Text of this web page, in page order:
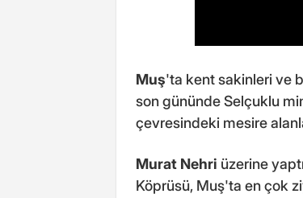
Muş'ta kent sakinleri ve
son gününde Selçuklu
çevresindeki mesire
Murat Nehri üzerine
Köprüsü, Muş'ta en çok